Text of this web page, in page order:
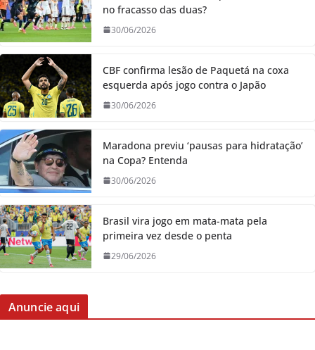
no fracasso das duas?
30/06/2026
CBF confirma lesão de Paquetá na coxa
esquerda após jogo contra o Japão
30/06/2026
Maradona previu ‘pausas para hidratação’
na Copa? Entenda
30/06/2026
Brasil vira jogo em mata-mata pela
primeira vez desde o penta
29/06/2026
Anuncie aqui